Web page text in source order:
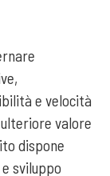
e velocità
valore
dispone
sviluppo